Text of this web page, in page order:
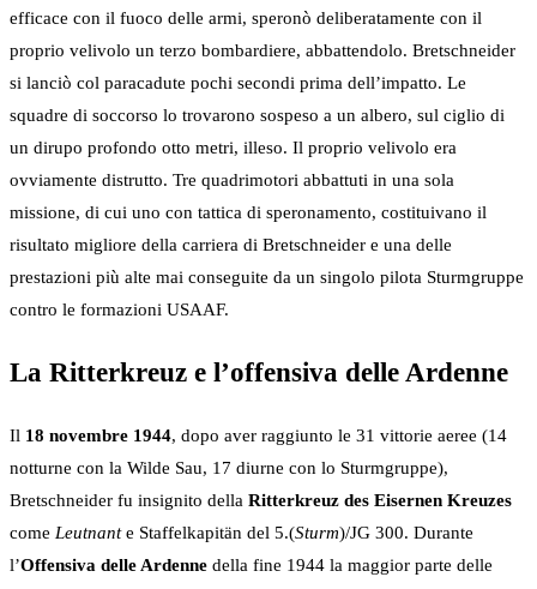
efficace con il fuoco delle armi, speronò deliberatamente con il
proprio velivolo un terzo bombardiere, abbattendolo. Bretschneider
si lanciò col paracadute pochi secondi prima dell’impatto. Le
squadre di soccorso lo trovarono sospeso a un albero, sul ciglio di
un dirupo profondo otto metri, illeso. Il proprio velivolo era
ovviamente distrutto. Tre quadrimotori abbattuti in una sola
missione, di cui uno con tattica di speronamento, costituivano il
risultato migliore della carriera di Bretschneider e una delle
prestazioni più alte mai conseguite da un singolo pilota Sturmgruppe
contro le formazioni USAAF.
La Ritterkreuz e l’offensiva delle Ardenne
Il 18 novembre 1944, dopo aver raggiunto le 31 vittorie aeree (14
notturne con la Wilde Sau, 17 diurne con lo Sturmgruppe),
Bretschneider fu insignito della Ritterkreuz des Eisernen Kreuzes
come Leutnante Staffelkapitän del 5.(Sturm)/JG 300. Durante
l’Offensiva delle Ardenne della fine 1944 la maggior parte delle